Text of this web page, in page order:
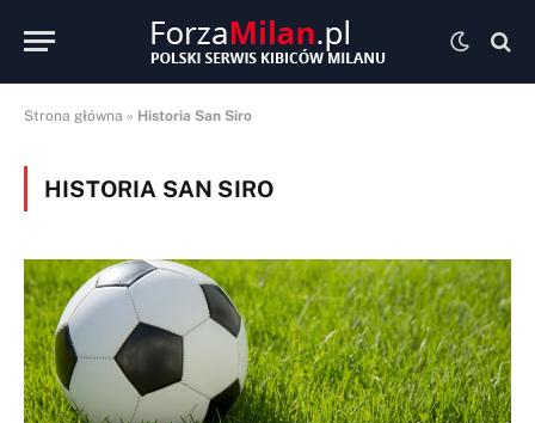
Strona główna » Historia San Siro
HISTORIA SAN SIRO